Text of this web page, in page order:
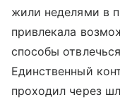
жили неделями в
привлекала
способы
Единственный
проходил через